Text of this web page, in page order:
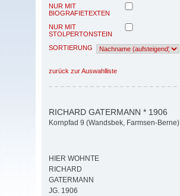
NUR MIT
BIOGRAFIETEXTEN
NUR MIT
STOLPERTONSTEIN
SORTIERUNG
zurück zur Auswahlliste
RICHARD GATERMANN * 1906
Kornpfad 9 (Wandsbek, Farmsen-Berne)
HIER WOHNTE
RICHARD
GATERMANN
JG. 1906